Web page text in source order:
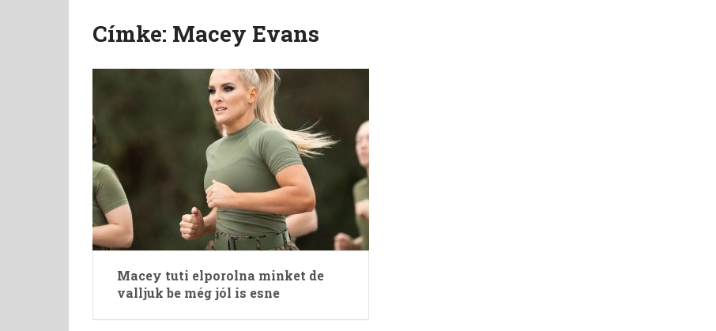
Címke: Macey Evans
Macey tuti elporolna minket de
valljuk be még jól is esne